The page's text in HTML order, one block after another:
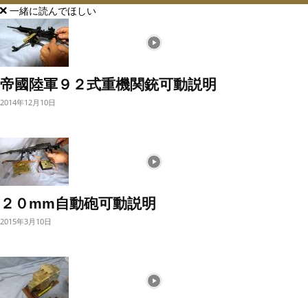
一緒に読んでほしい
帝國陸軍９２式重機関銃可動説明
2014年12月10日
２０mm自動砲可動説明
2015年3月10日